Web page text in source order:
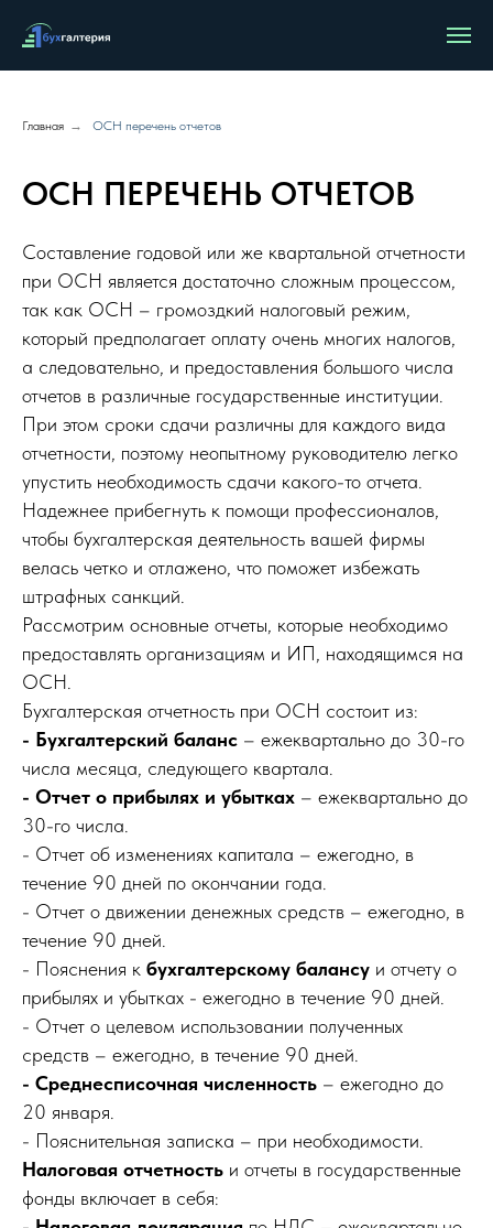
Главная → ОСН перечень отчетов
ОСН ПЕРЕЧЕНЬ ОТЧЕТОВ
Составление годовой или же квартальной отчетности
при ОСН является достаточно сложным процессом,
так как ОСН – громоздкий налоговый режим,
который предполагает оплату очень многих налогов,
а следовательно, и предоставления большого числа
отчетов в различные государственные институции.
При этом сроки сдачи различны для каждого вида
отчетности, поэтому неопытному руководителю легко
упустить необходимость сдачи какого-то отчета.
Надежнее прибегнуть к помощи профессионалов,
чтобы бухгалтерская деятельность вашей фирмы
велась четко и отлажено, что поможет избежать
штрафных санкций.
Рассмотрим основные отчеты, которые необходимо
предоставлять организациям и ИП, находящимся на
ОСН.
Бухгалтерская отчетность при ОСН состоит из:
- Бухгалтерский баланс – ежеквартально до 30-го
числа месяца, следующего квартала.
- Отчет о прибылях и убытках – ежеквартально до
30-го числа.
- Отчет об изменениях капитала – ежегодно, в
течение 90 дней по окончании года.
- Отчет о движении денежных средств – ежегодно, в
течение 90 дней.
- Пояснения к бухгалтерскому балансу и отчету о
прибылях и убытках - ежегодно в течение 90 дней.
- Отчет о целевом использовании полученных
средств – ежегодно, в течение 90 дней.
- Среднесписочная численность – ежегодно до
20 января.
- Пояснительная записка – при необходимости.
Налоговая отчетность и отчеты в государственные
фонды включает в себя: